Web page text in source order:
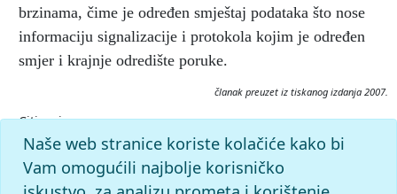
brzinama, čime je određen smještaj podataka što nose
informaciju signalizacije i protokola kojim je određen
smjer i krajnje odredište poruke.
članak preuzet iz tiskanog izdanja 2007.
Citiranje:
optička mreža, sinkrona. Tehnički leksikon (2007), mrežno
izdanje.
Leksikografski zavod Miroslav Krleža, 2026.
Pristupljeno 10.8.2026.
Naše web stranice koriste kolačiće kako bi
Vam omogućili najbolje korisničko